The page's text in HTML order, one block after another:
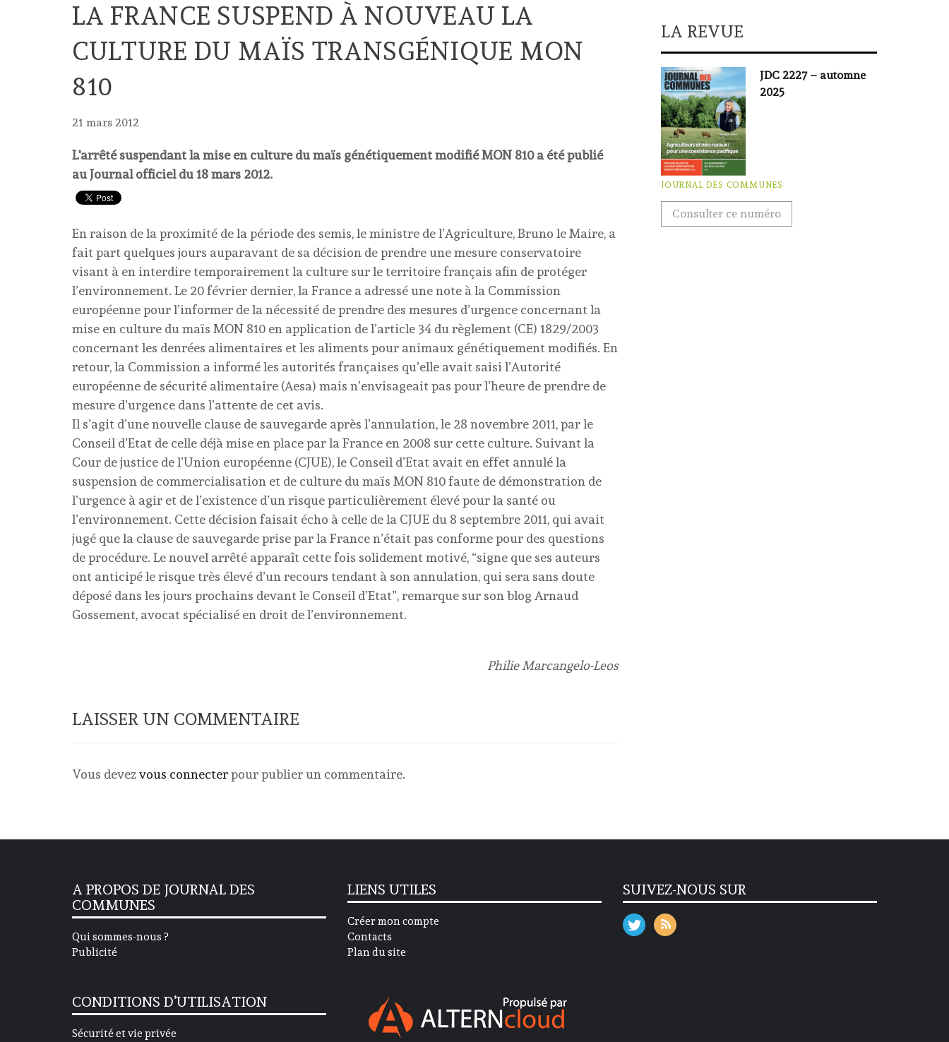
LA FRANCE SUSPEND À NOUVEAU LA
CULTURE DU MAÏS TRANSGÉNIQUE MON
810
21 mars 2012
L'arrêté suspendant la mise en culture du maïs génétiquement modifié MON 810 a été publié
au Journal officiel du 18 mars 2012.
En raison de la proximité de la période des semis, le ministre de l’Agriculture, Bruno le Maire, a
fait part quelques jours auparavant de sa décision de prendre une mesure conservatoire
visant à en interdire temporairement la culture sur le territoire français afin de protéger
l’environnement. Le 20 février dernier, la France a adressé une note à la Commission
européenne pour l’informer de la nécessité de prendre des mesures d’urgence concernant la
mise en culture du maïs MON 810 en application de l’article 34 du règlement (CE) 1829/2003
concernant les denrées alimentaires et les aliments pour animaux génétiquement modifiés. En
retour, la Commission a informé les autorités françaises qu’elle avait saisi l’Autorité
européenne de sécurité alimentaire (Aesa) mais n’envisageait pas pour l’heure de prendre de
mesure d’urgence dans l’attente de cet avis.
Il s’agit d’une nouvelle clause de sauvegarde après l’annulation, le 28 novembre 2011, par le
Conseil d’Etat de celle déjà mise en place par la France en 2008 sur cette culture. Suivant la
Cour de justice de l’Union européenne (CJUE), le Conseil d’Etat avait en effet annulé la
suspension de commercialisation et de culture du maïs MON 810 faute de démonstration de
l’urgence à agir et de l’existence d’un risque particulièrement élevé pour la santé ou
l’environnement. Cette décision faisait écho à celle de la CJUE du 8 septembre 2011, qui avait
jugé que la clause de sauvegarde prise par la France n’était pas conforme pour des questions
de procédure. Le nouvel arrêté apparaît cette fois solidement motivé, “signe que ses auteurs
ont anticipé le risque très élevé d’un recours tendant à son annulation, qui sera sans doute
déposé dans les jours prochains devant le Conseil d’Etat”, remarque sur son blog Arnaud
Gossement, avocat spécialisé en droit de l’environnement.
Philie Marcangelo-Leos
LAISSER UN COMMENTAIRE
Vous devezvous connecterpour publier un commentaire.
LA REVUE
JDC 2227 – automne
2025
JOURNAL DES COMMUNES
Consulter ce numéro
A PROPOS DE JOURNAL DES
COMMUNES
Qui sommes-nous ?
Publicité
CONDITIONS D’UTILISATION
Sécurité et vie privée
LIENS UTILES
Créer mon compte
Contacts
Plan du site
SUIVEZ-NOUS SUR